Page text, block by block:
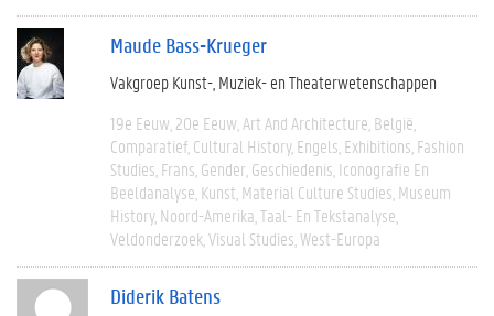
Maude Bass-Krueger
Vakgroep Kunst-, Muziek- en Theaterwetenschappen
19e Eeuw 20e Eeuw Art And Architecture België
Comparatief Cultural History Engels Exhibitions Fashion
Studies Frans Gender Geschiedenis Iconografie En
Beeldanalyse Kunst Material Culture Studies Museum
History Noord-Amerika Taal- En Tekstanalyse
Veldonderzoek Visual Studies West-Europa
Diderik Batens